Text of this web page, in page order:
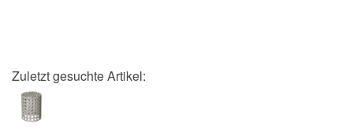
Zuletzt gesuchte Artikel: